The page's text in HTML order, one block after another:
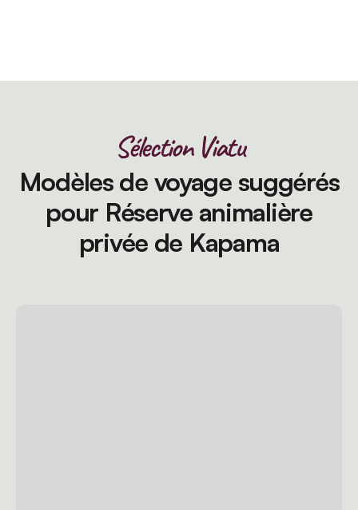
Sélection Viatu
Modèles de voyage suggérés
pour Réserve animalière
privée de Kapama